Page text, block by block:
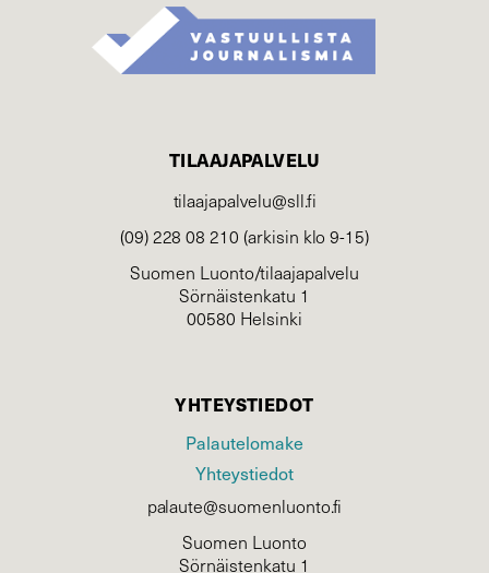
TILAAJAPALVELU
tilaajapalvelu@sll.fi
(09) 228 08 210 (arkisin klo 9-15)
Suomen Luonto/tilaajapalvelu
Sörnäistenkatu 1
00580 Helsinki
YHTEYSTIEDOT
Palautelomake
Yhteystiedot
palaute@suomenluonto.fi
Suomen Luonto
Sörnäistenkatu 1